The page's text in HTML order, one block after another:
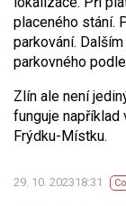
placeného stání.
parkování.
parkovného
Zlín ale není
funguje například
Frýdku-Místku.
29. 10. 202318:31